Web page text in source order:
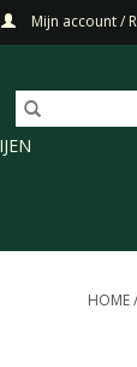
Mijn account /
HOME/